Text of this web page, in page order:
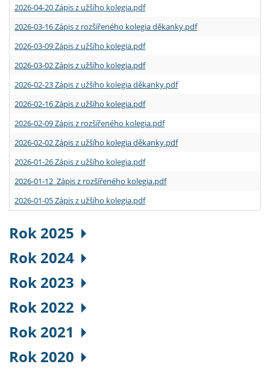
2026-04-20 Zápis z užšího kolegia.pdf
2026-03-16 Zápis z rozšířeného kolegia děkanky.pdf
2026-03-09 Zápis z užšího kolegia.pdf
2026-03-02 Zápis z užšího kolegia.pdf
2026-02-23 Zápis z užšího kolegia děkanky.pdf
2026-02-16 Zápis z užšího kolegia.pdf
2026-02-09 Zápis z rozšířeného kolegia.pdf
2026-02-02 Zápis z užšího kolegia děkanky.pdf
2026-01-26 Zápis z užšího kolegia.pdf
2026-01-12 Zápis z rozšířeného kolegia.pdf
2026-01-05 Zápis z užšího kolegia.pdf
Rok 2025
Rok 2024
Rok 2023
Rok 2022
Rok 2021
Rok 2020